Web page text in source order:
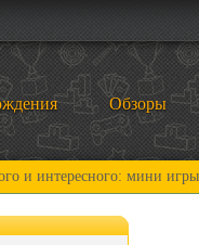
Обзоры
мини игры,